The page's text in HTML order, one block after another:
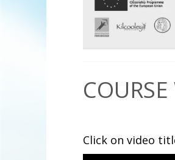
Click on video